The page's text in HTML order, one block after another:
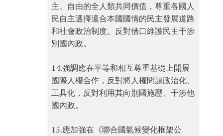
主、自由的全人類共同價值，尊重各國人
民自主選擇適合本國國情的民主發展道路
和社會政治制度。反對借口維護民主干涉
別國內政。
14.強調應在平等和相互尊重基礎上開展
國際人權合作，反對將人權問題政治化、
工具化，反對利用其向別國施壓、干涉他
國內政。
15.應加強在《聯合國氣候變化框架公